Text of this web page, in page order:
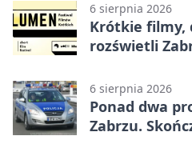
6 sierpnia 2026
Krótkie filmy,
rozświetli
6 sierpnia 2026
Ponad dwa
Zabrzu.